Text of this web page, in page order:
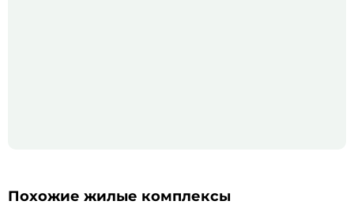
Похожие жилые комплексы